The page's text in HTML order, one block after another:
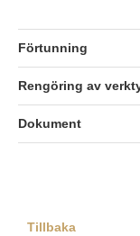
Förtunning
Rengöring av
Dokument
Tillbaka